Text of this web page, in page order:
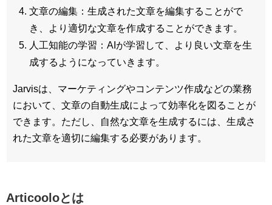
文章の編集：生成された文章を編集することがで
き、より適切な文章を作成することができます。
人工知能の学習：AIが学習して、より良い文章を生
成するようになっていきます。
Jarvisは、マーケティングやコンテンツ作成などの業務
において、文章の自動生成によって効率化を図ることが
できます。ただし、自然な文章を生成するには、生成さ
れた文章を適切に編集する必要があります。
Articooloとは